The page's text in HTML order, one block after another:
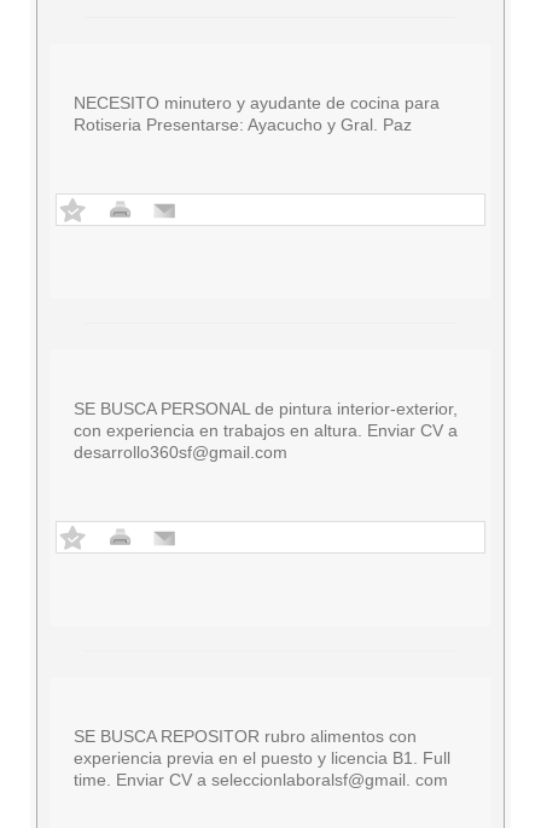
NECESITO minutero y ayudante de cocina para
Rotiseria Presentarse: Ayacucho y Gral. Paz
SE BUSCA PERSONAL de pintura interior-exterior,
con experiencia en trabajos en altura. Enviar CV a
desarrollo360sf@gmail.com
SE BUSCA REPOSITOR rubro alimentos con
experiencia previa en el puesto y licencia B1. Full
time. Enviar CV a seleccionlaboralsf@gmail. com